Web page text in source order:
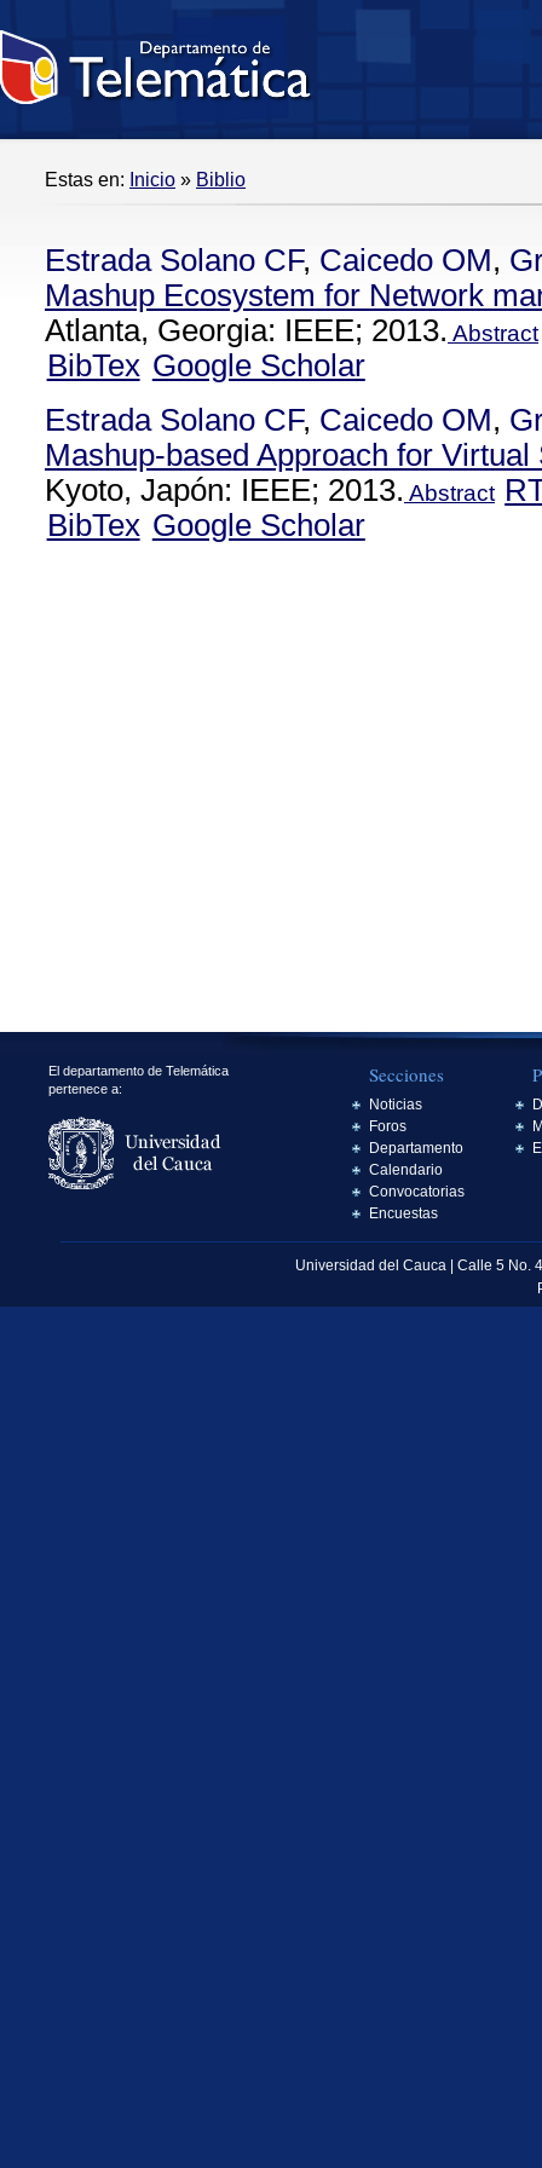
Estas en: Inicio » Biblio
Estrada Solano CF, Caicedo OM,
Mashup Ecosystem for Network
Atlanta, Georgia: IEEE; 2013. Abstract
BibTex Google Scholar
Estrada Solano CF, Caicedo OM,
Mashup-based Approach for
Kyoto, Japón: IEEE; 2013. Abstract
BibTex Google Scholar
El departamento de Telemática
pertenece a:
Secciones
Noticias
Foros
Departamento
Calendario
Convocatorias
Encuestas
Universidad del Cauca | Calle 5 No.